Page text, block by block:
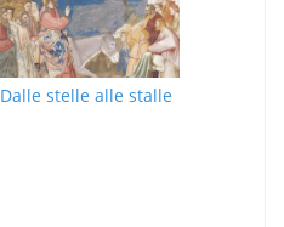
Dalle stelle alle stalle